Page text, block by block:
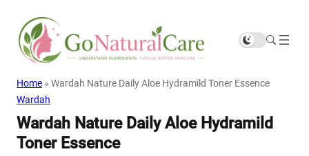
Home » Wardah Nature Daily Aloe Hydramild Toner Essence
Wardah
Wardah Nature Daily Aloe Hydramild
Toner Essence